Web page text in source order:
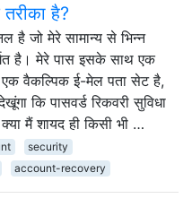
है?
है जो मेरे सामान्य से भिन्न
है। मेरे पास इसके साथ एक
एक वैकल्पिक ई-मेल पता सेट है,
कि पासवर्ड रिकवरी सुविधा
मैं शायद ही किसी भी …
security
account-recovery